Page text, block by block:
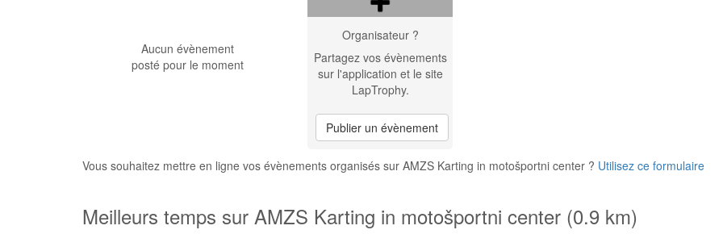
Aucun évènement
posté pour le moment
Organisateur ?
Partagez vos évènements
sur l'application et le site
LapTrophy.
Publier un évènement
Vous souhaitez mettre en ligne vos évènements organisés sur AMZS Karting in motošportni center ? Utilisez ce formulaire
Meilleurs temps sur AMZS Karting in motošportni center (0.9 km)